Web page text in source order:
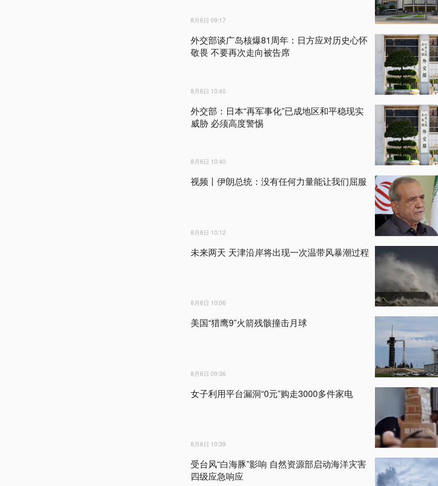
8月6日 09:17
外交部谈广岛核爆81周年：日方应对历史心怀
敬畏 不要再次走向被告席
8月6日 10:40
外交部：日本“再军事化”已成地区和平稳现实
威胁 必须高度警惕
8月6日 10:40
视频丨伊朗总统：没有任何力量能让我们屈服
8月6日 10:12
未来两天 天津沿岸将出现一次温带风暴潮过程
8月6日 10:06
美国“猎鹰9”火箭残骸撞击月球
8月6日 09:36
女子利用平台漏洞“0元”购走3000多件家电
8月6日 10:39
受台风“白海豚”影响 自然资源部启动海洋灾害
四级应急响应